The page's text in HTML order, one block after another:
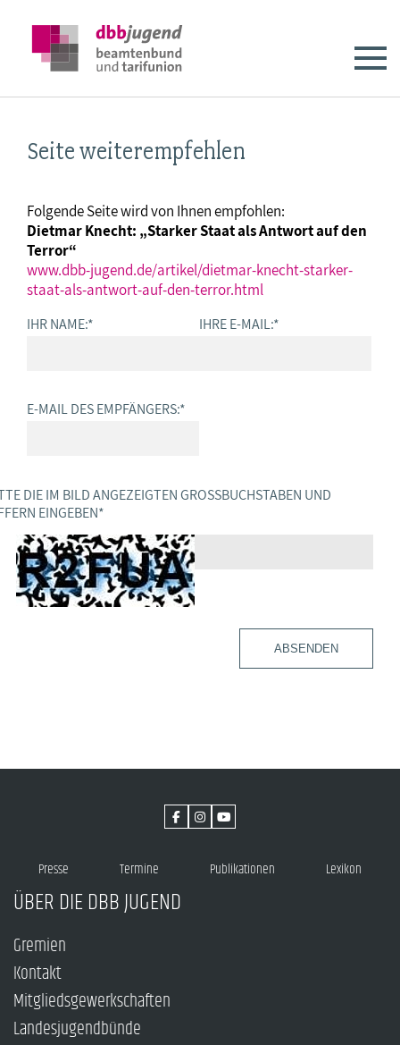
Seite weiterempfehlen
Folgende Seite wird von Ihnen empfohlen:
Dietmar Knecht: „Starker Staat als Antwort auf den
Terror“
www.dbb-jugend.de/artikel/dietmar-knecht-starker-
staat-als-antwort-auf-den-terror.html
IHR NAME:* IHRE E-MAIL:*
E-MAIL DES EMPFÄNGERS:*
DIE IM BILD ANGEZEIGTEN GROSSBUCHSTABEN UND Z
EINGEBEN *
ABSENDEN
Presse Termine Publikationen Lexikon
ÜBER DIE DBB JUGEND
Gremien
Kontakt
Mitgliedsgewerkschaften
Landesjugendbünde